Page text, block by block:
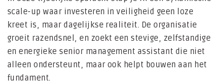
scale-up waar investeren in veiligheid geen loze
kreet is, maar dagelijkse realiteit. De organisatie
groeit razendsnel, en zoekt een stevige, zelfstandige
en energieke senior management assistant die niet
alleen ondersteunt, maar ook helpt bouwen aan het
fundament.